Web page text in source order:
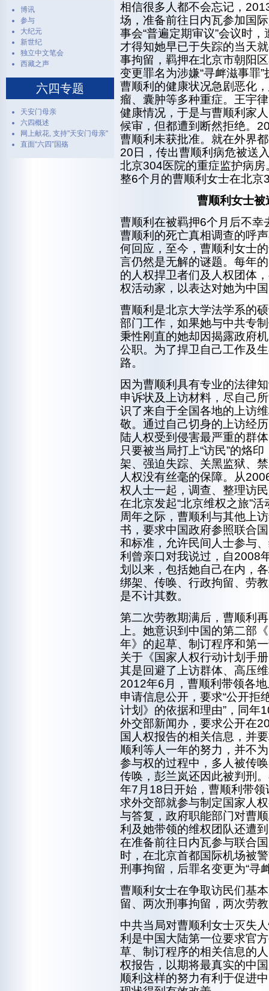
相信很多人都不会忘记，
场，准备前往日内瓦参加国
事会“普遍定期审议”会议时
才得知她早已于失踪的当天
事拘留，羁押在北京市朝阳
变更罪名为涉嫌“寻衅滋事罪
曹顺利的健康状况急剧恶化
瘤、囊肿等多种重症。王宇
健康情况，于是与曹顺利家
候审，但都遭到断然拒绝。
曹顺利未获批准。就在外界
20日，传出曹顺利病危被送
北京304医院的重症监护病
整6个月的曹顺利女士在北京
曹顺利女士被
曹顺利在被羁押6个月后不幸
曹顺利的死亡真相调查的呼
何回应，至今，曹顺利女士
言仍然是无解的谜题。每年
的人权捍卫者们及人权团体
权活动家，以表达对她为中
曹顺利是北京大学法学系的
部门工作，如果她与中共专
秉性刚直的她却因揭露政府
公职。为了捍卫自己工作及
路。
因为曹顺利具有专业的法律
申诉状及上访材料，尽自己
识了来自于全国各地的上访
敬。通过自己切身的上访经
陆人权受到侵害最严重的群
只要被当局打上“访民”的烙
架、强迫失踪、关黑监狱、
人权没有丝毫的保障。从
权人士一起，调查、整理访
在北京发起“北京维权之旅”
周年之际，曹顺利与其他上
书，要求中国政府参照联合
和标准，允许民间人士参与
利曾亲口对我说过，自2008
划以来，包括她自己在内，
绑架、传唤、行政拘留、劳
是不计其数。
第二次劳教期满后，曹顺利
上。她意识到中国的第二部
年》的起草、制订程序和第
关于《国家人权行动计划手
其是回避了上访群体、高压
2012年6月，曹顺利带领各
申请信息公开，要求“公开拒
计划》的依据和理由”，同年
外交部新闻办，要求公开在
国人权报告的相关信息，并
顺利等人一年的努力，并不
参与权的过程中，多人被传
传唤，彭兰岚还因此被判刑
年7月18日开始，曹顺利带
求外交部就参与制定国家人
与答复，政府职能部门对曹
利及她带领的维权团队还遭
在准备前往日内瓦参与联合
时，在北京首都国际机场被
刑事拘留，后罪名变更为“寻
曹顺利女士在争取访民们基
留、两次刑事拘留，两次劳
中共当局对曹顺利女士灭失
利是中国大陆第一位要求官
草、制订程序的相关信息的
权报告，以期将最真实的中
顺利这样的努力有利于促进
博讯
参与
大纪元
新世纪
独立中文笔会
西藏之声
六四专题
天安门母亲
六四概述
网上献花, 支持"天安门母亲"
直面“六四”国殇